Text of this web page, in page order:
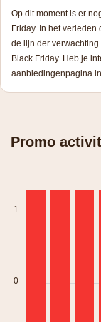
Op dit moment is er
Friday. In het
de lijn der verwachting
Black Friday. Heb je
aanbiedingenpagina
Promo
1
0